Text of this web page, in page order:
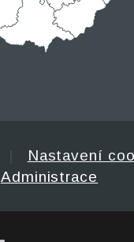
Nastavení
Administrace